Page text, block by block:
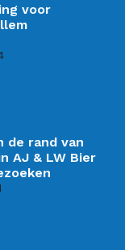
voor
de rand van
AJ & LW Bier